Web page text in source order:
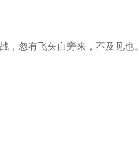
忽有飞矢自旁来，不及见也。